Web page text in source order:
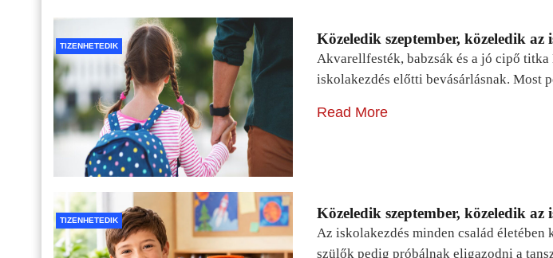
TIZENHETEDIK Közeledik szeptember, közeledik az
Akvarellfesték, babzsák és a jó cipő
iskolakezdés előtti bevásárlásnak. Most
Read More
TIZENHETEDIK Közeledik szeptember, közeledik az
Az iskolakezdés minden család
szülők pedig próbálnak eligazodni a